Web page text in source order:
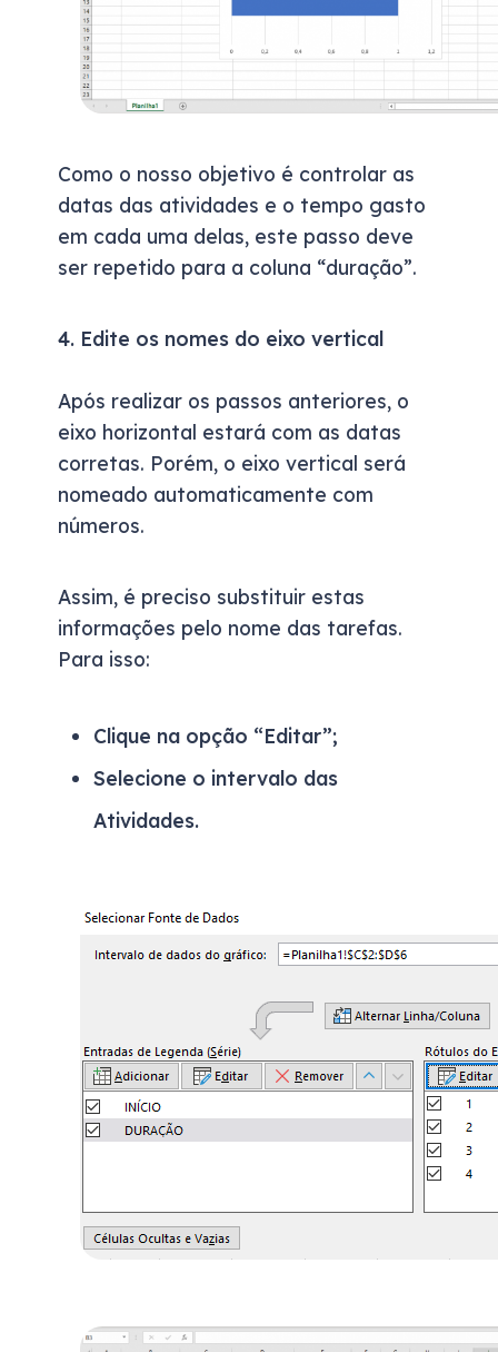
Como o nosso objetivo é controlar as
datas das atividades e o tempo gasto
em cada uma delas, este passo deve
ser repetido para a coluna “duração”.
4. Edite os nomes do eixo vertical
Após realizar os passos anteriores, o
eixo horizontal estará com as datas
corretas. Porém, o eixo vertical será
nomeado automaticamente com
números.
Assim, é preciso substituir estas
informações pelo nome das tarefas.
Para isso:
Clique na opção “Editar”;
Selecione o intervalo das
Atividades.